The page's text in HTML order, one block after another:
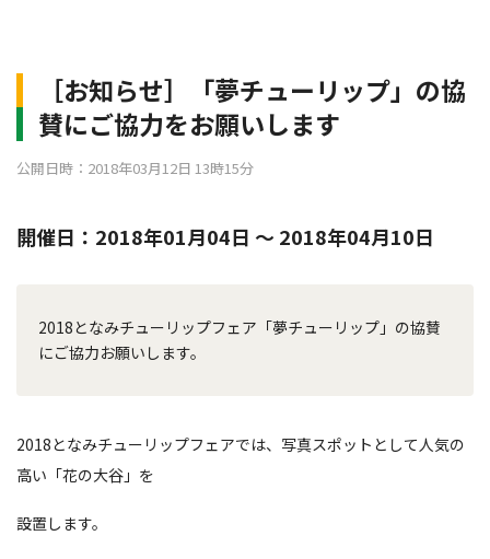
［お知らせ］「夢チューリップ」の協
賛にご協力をお願いします
公開日時：2018年03月12日 13時15分
開催日：2018年01月04日 〜 2018年04月10日
2018となみチューリップフェア「夢チューリップ」の協賛
にご協力お願いします。
2018となみチューリップフェアでは、写真スポットとして人気の
高い「花の大谷」を
設置します。